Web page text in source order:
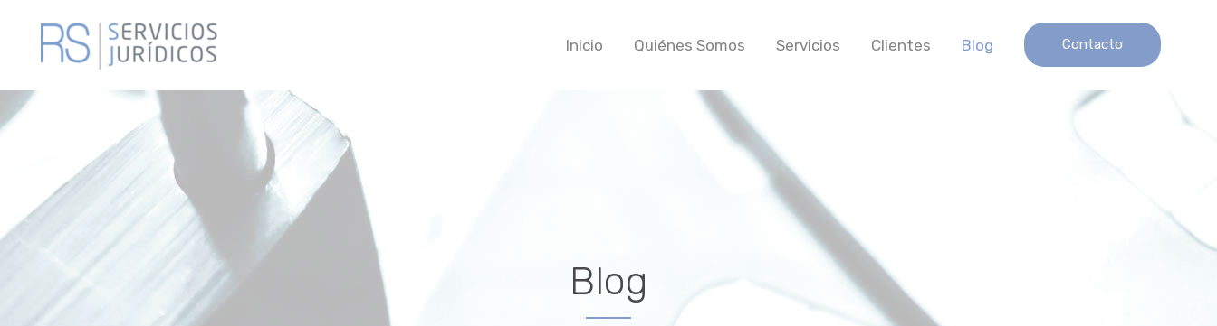
Contacto
Inicio Quiénes Somos Servicios Clientes Blog
Blog